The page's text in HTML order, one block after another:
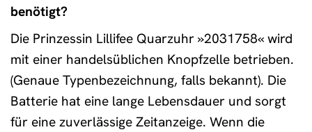
benötigt?
Die Prinzessin Lillifee Quarzuhr »2031758« wird
mit einer handelsüblichen Knopfzelle betrieben.
(Genaue Typenbezeichnung, falls bekannt). Die
Batterie hat eine lange Lebensdauer und sorgt
für eine zuverlässige Zeitanzeige. Wenn die